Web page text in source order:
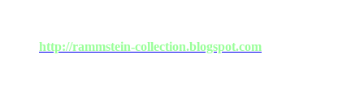
http://rammstein-collection.blogspot.com